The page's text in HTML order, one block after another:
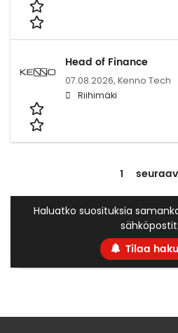
Head of Finance
07.08.2026, Kenno Tech
Riihimäki
1
Haluatko suosituksia
Tilaa